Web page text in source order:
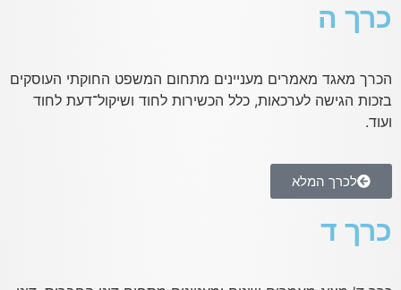
כרך ה
הכרך מאגד מאמרים מעניינים מתחום המשפט החוקתי העוסקים
בזכות הגישה לערכאות, כלל הכשירות לחוד ושיקול־דעת לחוד
ועוד.
לכרך המלא
כרך ד